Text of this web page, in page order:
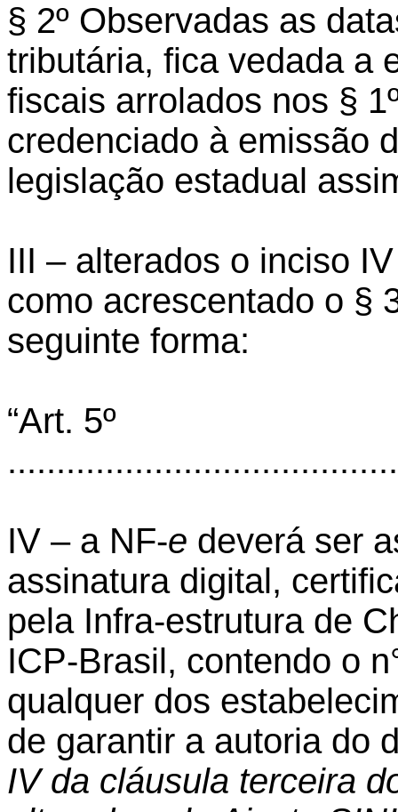
§ 2º Observadas as
tributária, fica vedada a
fiscais arrolados nos §
credenciado à emissão
legislação estadual
III – alterados o inciso
como acrescentado o §
seguinte forma:
“Art. 5º
IV – a NF-e deverá ser
assinatura digital,
pela Infra-estrutura de
ICP-Brasil, contendo o
qualquer dos
de garantir a autoria do
IV da cláusula terceira